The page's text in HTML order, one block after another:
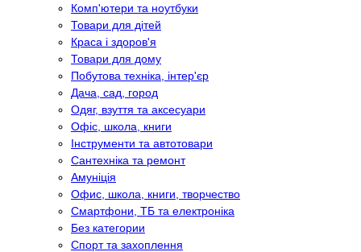
Комп'ютери та ноутбуки
Товари для дітей
Краса і здоров'я
Товари для дому
Побутова техніка, інтер'єр
Дача, сад, город
Одяг, взуття та аксесуари
Офіс, школа, книги
Інструменти та автотовари
Сантехніка та ремонт
Амуніція
Офис, школа, книги, творчество
Смартфони, ТБ та електроніка
Без категории
Спорт та захоплення